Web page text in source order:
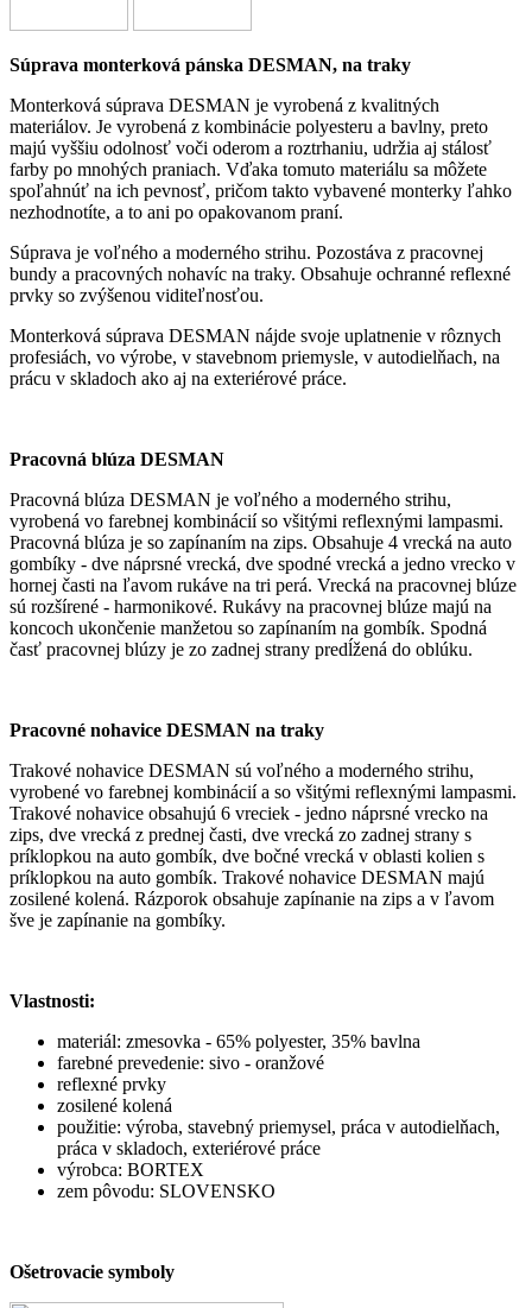
Súprava monterková pánska DESMAN, na traky
Monterková súprava DESMAN je vyrobená z kvalitných
materiálov. Je vyrobená z kombinácie polyesteru a bavlny, preto
majú vyššiu odolnosť voči oderom a roztrhaniu, udržia aj stálosť
farby po mnohých praniach. Vďaka tomuto materiálu sa môžete
spoľahnúť na ich pevnosť, pričom takto vybavené monterky ľahko
nezhodnotíte, a to ani po opakovanom praní.
Súprava je voľného a moderného strihu. Pozostáva z pracovnej
bundy a pracovných nohavíc na traky. Obsahuje ochranné reflexné
prvky so zvýšenou viditeľnosťou.
Monterková súprava DESMAN nájde svoje uplatnenie v rôznych
profesiách, vo výrobe, v stavebnom priemysle, v autodielňach, na
prácu v skladoch ako aj na exteriérové práce.
Pracovná blúza DESMAN
Pracovná blúza DESMAN je voľného a moderného strihu,
vyrobená vo farebnej kombinácií so všitými reflexnými lampasmi.
Pracovná blúza je so zapínaním na zips. Obsahuje 4 vrecká na auto
gombíky - dve náprsné vrecká, dve spodné vrecká a jedno vrecko v
hornej časti na ľavom rukáve na tri perá. Vrecká na pracovnej blúze
sú rozšírené - harmonikové. Rukávy na pracovnej blúze majú na
koncoch ukončenie manžetou so zapínaním na gombík. Spodná
časť pracovnej blúzy je zo zadnej strany predĺžená do oblúku.
Pracovné nohavice DESMAN na traky
Trakové nohavice DESMAN sú voľného a moderného strihu,
vyrobené vo farebnej kombinácií a so všitými reflexnými lampasmi.
Trakové nohavice obsahujú 6 vreciek - jedno náprsné vrecko na
zips, dve vrecká z prednej časti, dve vrecká zo zadnej strany s
príklopkou na auto gombík, dve bočné vrecká v oblasti kolien s
príklopkou na auto gombík. Trakové nohavice DESMAN majú
zosilené kolená. Rázporok obsahuje zapínanie na zips a v ľavom
šve je zapínanie na gombíky.
Vlastnosti:
materiál: zmesovka - 65% polyester, 35% bavlna
farebné prevedenie: sivo - oranžové
reflexné prvky
zosilené kolená
použitie: výroba, stavebný priemysel, práca v autodielňach,
práca v skladoch, exteriérové práce
výrobca: BORTEX
zem pôvodu: SLOVENSKO
Ošetrovacie symboly